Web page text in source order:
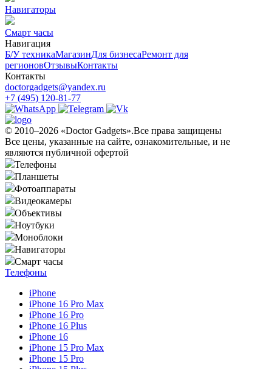
Навигаторы
Смарт часы
Навигация
Б/У техникaМагазинДля бизнесаРемонт для
регионовОтзывыКонтакты
Контакты
doctorgadgets@yandex.ru
+7 (495) 120-81-77
© 2010–2026 «Doctor Gadgets».Все права защищены
Все цены, указанные на сайте, ознакомительные, и не
являются публичной офертой
Телефоны
Планшеты
Фотоаппараты
Видеокамеры
Объективы
Ноутбуки
Моноблоки
Навигаторы
Смарт часы
Телефоны
iPhone
iPhone 16 Pro Max
iPhone 16 Pro
iPhone 16 Plus
iPhone 16
iPhone 15 Pro Max
iPhone 15 Pro